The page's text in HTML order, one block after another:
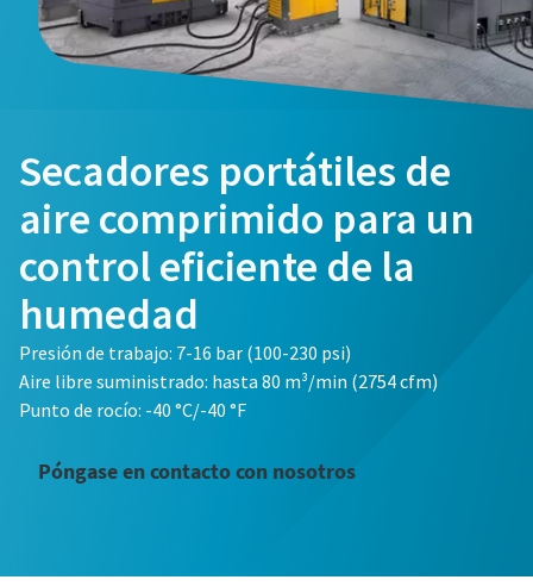
Secadores portátiles de
aire comprimido para un
control eficiente de la
humedad
Presión de trabajo: 7-16 bar (100-230 psi)
Aire libre suministrado: hasta 80 m³/min (2754 cfm)
Punto de rocío: -40 °C/-40 °F
Póngase en contacto con nosotros
Email
Información adicional
Empresa
País
Cualquier pregunta o solicitud